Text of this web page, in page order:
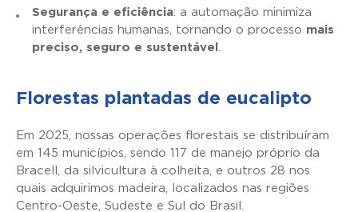
Segurança e eficiência: a automação minimiza
interferências humanas, tornando o processo mais
preciso, seguro e sustentável
Florestas plantadas de eucalipto
Em 2025, nossas operações florestais se distribuíram
em 145 municípios, sendo 117 de manejo próprio da
Bracell, da silvicultura à colheita, e outros 28 nos
quais adquirimos madeira, localizados nas regiões
Centro-Oeste, Sudeste e Sul do Brasil.